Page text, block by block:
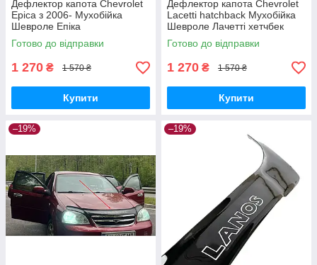
Дефлектор капота Chevrolet
Epica з 2006- Мухобійка
Шевроле Епіка
Готово до відправки
1 270 ₴ 1 570 ₴
Купити
Дефлектор капота Chevrolet
Lacetti hatchback Мухобійка
Шевроле Лачетті хетчбек
Готово до відправки
1 270 ₴ 1 570 ₴
Купити
–19% –19%